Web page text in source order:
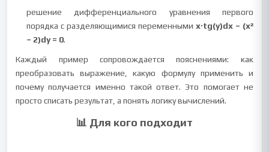
решение дифференциального уравнения первого
порядка с разделяющимися переменными x·tg(y)dx − (x²
− 2)dy = 0.
Каждый пример сопровождается пояснениями: как
преобразовать выражение, какую формулу применить и
почему получается именно такой ответ. Это помогает не
просто списать результат, а понять логику вычислений.
📊 Для кого подходит